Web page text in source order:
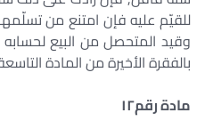
للقيّم عليه فإن امتنع من
وقيد المتحصل من البيع
بالفقرة الأخيرة من المادة
مادة رقم١٢